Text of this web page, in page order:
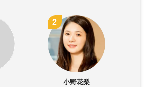
小野花梨